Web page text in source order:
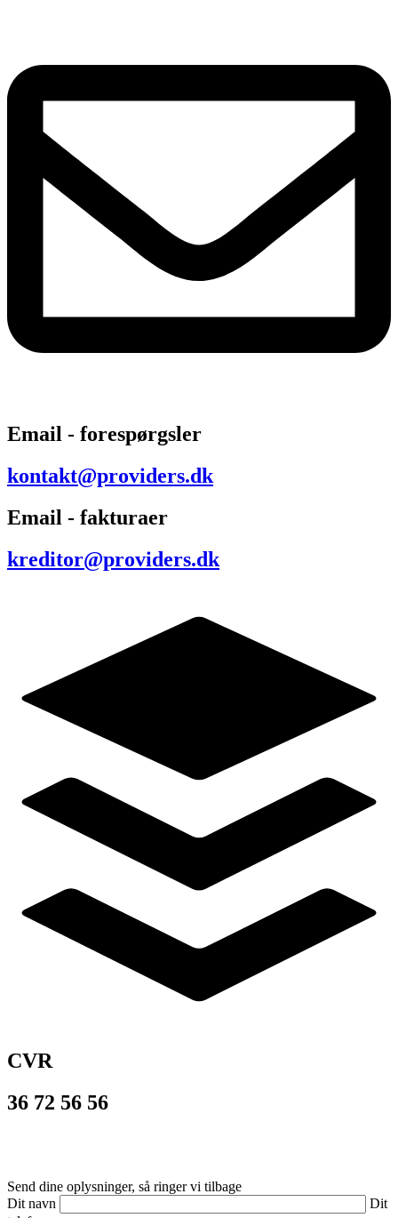
Email - forespørgsler
kontakt@providers.dk
Email - fakturaer
kreditor@providers.dk
CVR
36 72 56 56
Send dine oplysninger, så ringer vi tilbage
Dit navn
Dit